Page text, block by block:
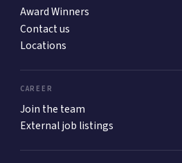
Award Winners
Contact us
Locations
CAREER
Join the team
External job listings